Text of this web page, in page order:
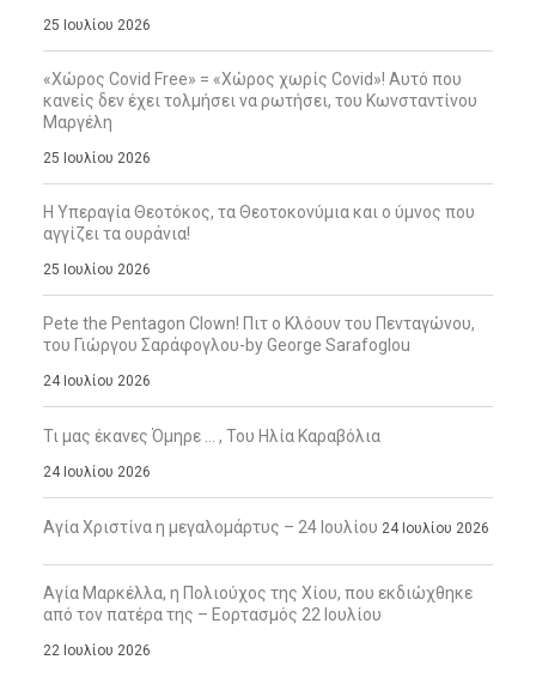
25 Ιουλίου 2026
«Χώρος Covid Free» = «Χώρος χωρίς Covid»! Αυτό που
κανείς δεν έχει τολμήσει να ρωτήσει, του Κωνσταντίνου
Μαργέλη
25 Ιουλίου 2026
Η Υπεραγία Θεοτόκος, τα Θεοτοκονύμια και ο ύμνος που
αγγίζει τα ουράνια!
25 Ιουλίου 2026
Pete the Pentagon Clown! Πιτ ο Κλόουν του Πενταγώνου,
του Γιώργου Σαράφογλου-by George Sarafoglou
24 Ιουλίου 2026
Τι μας έκανες Όμηρε … , Του Ηλία Καραβόλια
24 Ιουλίου 2026
Αγία Χριστίνα η μεγαλομάρτυς – 24 Ιουλίου 24 Ιουλίου 2026
Αγία Μαρκέλλα, η Πολιούχος της Χίου, που εκδιώχθηκε
από τον πατέρα της – Εορτασμός 22 Ιουλίου
22 Ιουλίου 2026